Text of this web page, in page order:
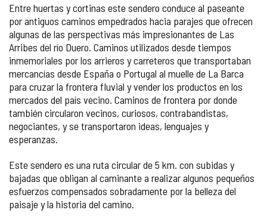
Entre huertas y cortinas este sendero conduce al paseante
por antiguos caminos empedrados hacia parajes que ofrecen
algunas de las perspectivas más impresionantes de Las
Arribes del río Duero. Caminos utilizados desde tiempos
inmemoriales por los arrieros y carreteros que transportaban
mercancías desde España o Portugal al muelle de La Barca
para cruzar la frontera fluvial y vender los productos en los
mercados del país vecino. Caminos de frontera por donde
también circularon vecinos, curiosos, contrabandistas,
negociantes, y se transportaron ideas, lenguajes y
esperanzas.
Este sendero es una ruta circular de 5 km. con subidas y
bajadas que obligan al caminante a realizar algunos pequeños
esfuerzos compensados sobradamente por la belleza del
paisaje y la historia del camino.